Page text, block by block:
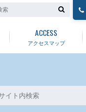
アクセスマップ
ACCESS